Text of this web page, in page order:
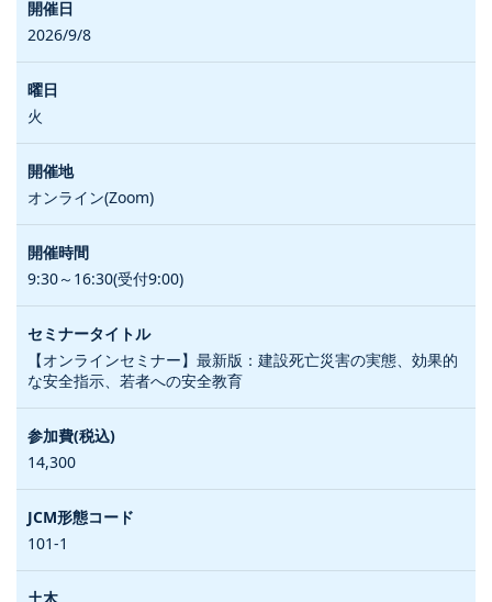
2026/9/8
火
オンライン(Zoom)
9:30～16:30(受付9:00)
【オンラインセミナー】最新版：建設死亡災害の実態、効果的
な安全指示、若者への安全教育
14,300
101-1